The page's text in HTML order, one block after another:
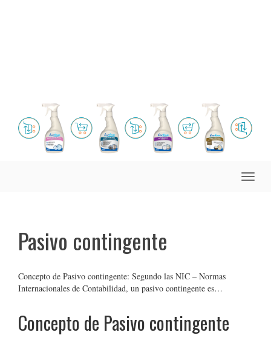
Toggle
Pasivo contingente
Concepto de Pasivo contingente: Segundo las NIC – Normas
Internacionales de Contabilidad, un pasivo contingente es…
Concepto de Pasivo contingente